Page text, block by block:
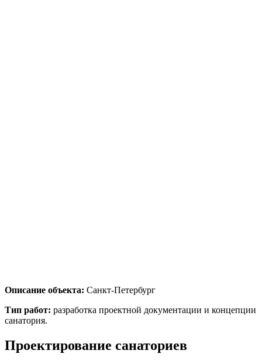
Описание объекта: Санкт-Петербург
Тип работ: разработка проектной документации и концепции
санатория.
Проектирование санаториев